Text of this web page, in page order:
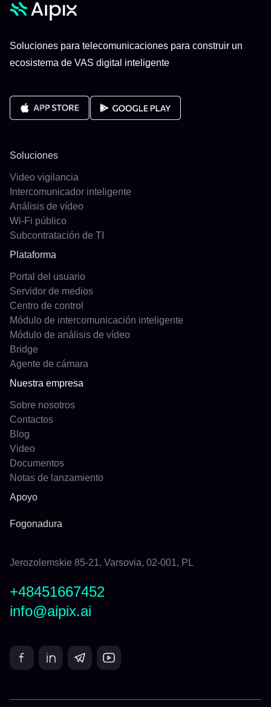
Soluciones para telecomunicaciones para construir un
ecosistema de VAS digital inteligente
Soluciones
Video vigilancia
Intercomunicador inteligente
Análisis de vídeo
Wi-Fi público
Subcontratación de TI
Plataforma
Portal del usuario
Servidor de medios
Centro de control
Módulo de intercomunicación inteligente
Módulo de análisis de vídeo
Bridge
Agente de cámara
Nuestra empresa
Sobre nosotros
Contactos
Blog
Video
Documentos
Notas de lanzamiento
Apoyo
Fogonadura
Jerozolemskie 85-21, Varsovia, 02-001, PL
+48451667452
info@aipix.ai